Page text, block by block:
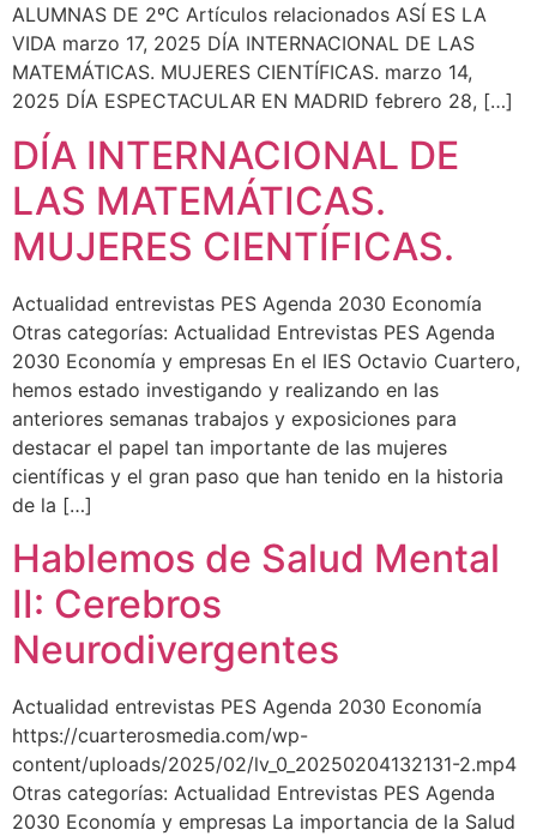
ALUMNAS DE 2ºC Artículos relacionados ASÍ ES LA
VIDA marzo 17, 2025 DÍA INTERNACIONAL DE LAS
MATEMÁTICAS. MUJERES CIENTÍFICAS. marzo 14,
2025 DÍA ESPECTACULAR EN MADRID febrero 28, […]
DÍA INTERNACIONAL DE
LAS MATEMÁTICAS.
MUJERES CIENTÍFICAS.
Actualidad entrevistas PES Agenda 2030 Economía
Otras categorías: Actualidad Entrevistas PES Agenda
2030 Economía y empresas En el IES Octavio Cuartero,
hemos estado investigando y realizando en las
anteriores semanas trabajos y exposiciones para
destacar el papel tan importante de las mujeres
científicas y el gran paso que han tenido en la historia
de la […]
Hablemos de Salud Mental
II: Cerebros
Neurodivergentes
Actualidad entrevistas PES Agenda 2030 Economía
https://cuarterosmedia.com/wp-
content/uploads/2025/02/lv_0_20250204132131-2.mp4
Otras categorías: Actualidad Entrevistas PES Agenda
2030 Economía y empresas La importancia de la Salud